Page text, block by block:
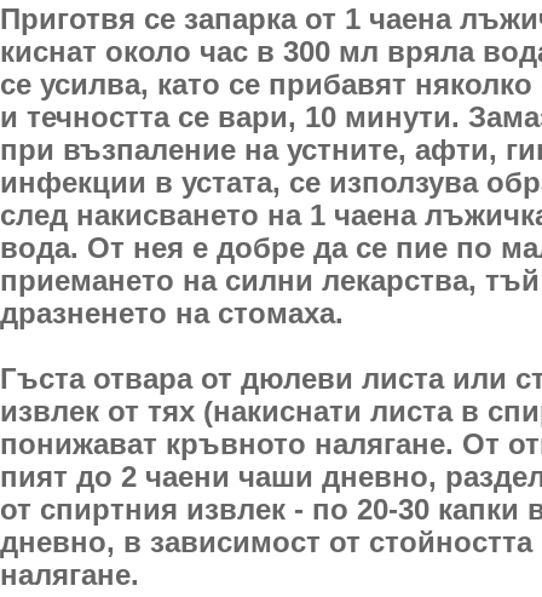
Приготвя се запарка от 1 чаена
киснат около час в 300 мл вряла
се усилва, като се прибавят
и течността се вари, 10 минути.
при възпаление на устните, афти,
инфекции в устата, се използува
след накисването на 1 чаена
вода. От нея е добре да се пие по
приемането на силни лекарства,
дразненето на стомаха.
Гъста отвара от дюлеви листа или
извлек от тях (накиснати листа в
понижават кръвното налягане. От
пият до 2 чаени чаши дневно,
от спиртния извлек - по 20-30 капки
дневно, в зависимост от
налягане.